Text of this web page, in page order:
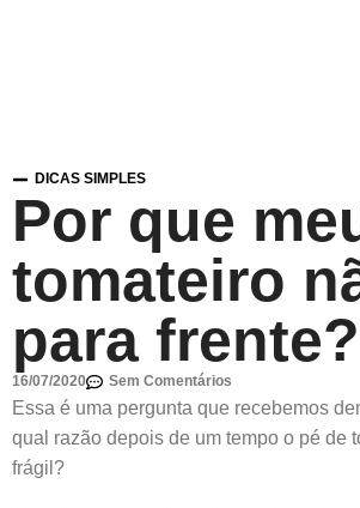
DICAS SIMPLES
Por que
tomateiro
para frente?
16/07/2020 Sem Comentários
Essa é uma pergunta que recebemos
qual razão depois de um tempo o pé de
frágil?